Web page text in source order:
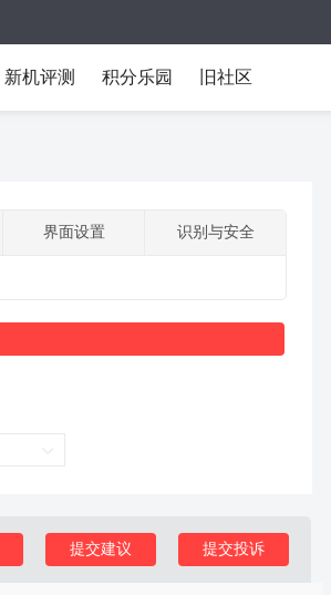
新机评测 积分乐园 旧社区
界面设置 识别与安全
提交投诉
提交建议